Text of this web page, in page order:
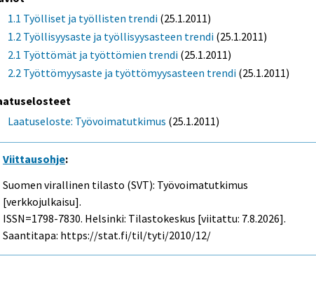
1.1 Työlliset ja työllisten trendi (25.1.2011)
1.2 Työllisyysaste ja työllisyysasteen trendi (25.1.2011)
2.1 Työttömät ja työttömien trendi (25.1.2011)
2.2 Työttömyysaste ja työttömyysasteen trendi (25.1.2011)
Laatuseloste: Työvoimatutkimus (25.1.2011)
Viittausohje:
Suomen virallinen tilasto (SVT): Työvoimatutkimus
[verkkojulkaisu].
ISSN=1798-7830. Helsinki: Tilastokeskus [viitattu: 7.8.2026].
Saantitapa: https://stat.fi/til/tyti/2010/12/